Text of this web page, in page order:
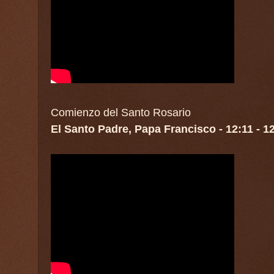
Comienzo del Santo Rosario
El Santo Padre, Papa Francisco - 12:11 -